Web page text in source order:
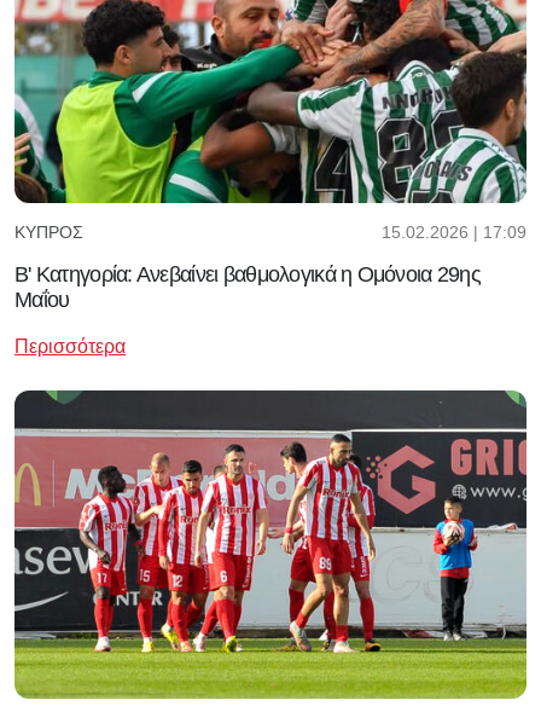
ΚΎΠΡΟΣ 15.02.2026 | 17:09
Β' Κατηγορία: Ανεβαίνει βαθμολογικά η Ομόνοια 29ης
Μαΐου
Περισσότερα